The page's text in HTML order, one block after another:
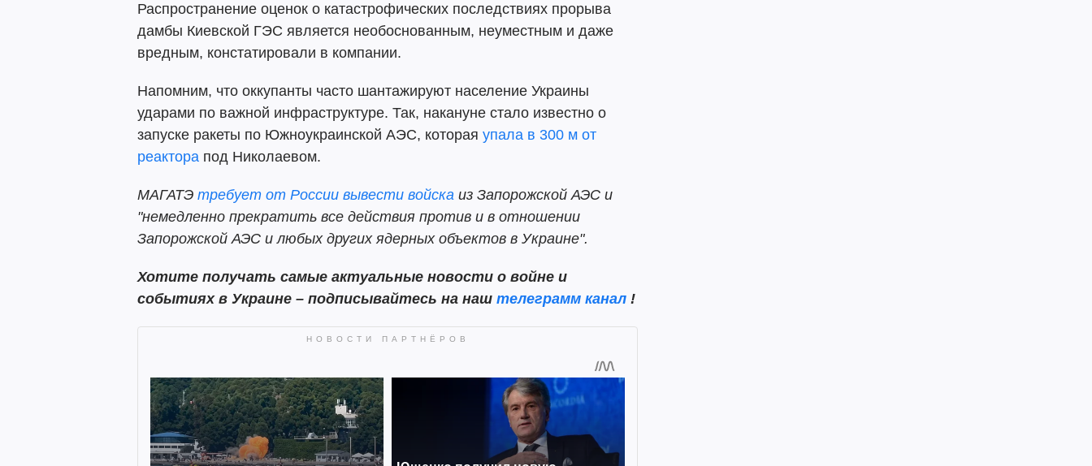
Распространение оценок о катастрофических последствиях прорыва
дамбы Киевской ГЭС является необоснованным, неуместным и даже
вредным, констатировали в компании.
Напомним, что оккупанты часто шантажируют население Украины
ударами по важной инфраструктуре. Так, накануне стало известно о
запуске ракеты по Южноукраинской АЭС, которая упала в 300 м от
реактора под Николаевом.
МАГАТЭ требует от России вывести войска из Запорожской АЭС и
"немедленно прекратить все действия против и в отношении
Запорожской АЭС и любых других ядерных объектов в Украине".
Хотите получать самые актуальные новости о войне и
событиях в Украине – подписывайтесь на наш телеграмм канал !